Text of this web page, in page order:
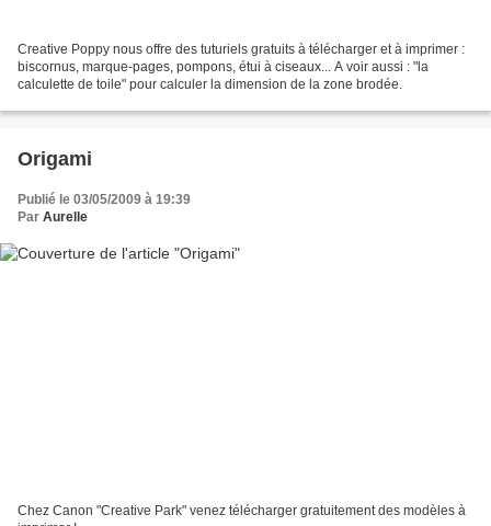
Creative Poppy nous offre des tuturiels gratuits à télécharger et à imprimer :
biscornus, marque-pages, pompons, étui à ciseaux... A voir aussi : "la
calculette de toile" pour calculer la dimension de la zone brodée.
Origami
Publié le 03/05/2009 à 19:39
Par Aurelle
Chez Canon "Creative Park" venez télécharger gratuitement des modèles à